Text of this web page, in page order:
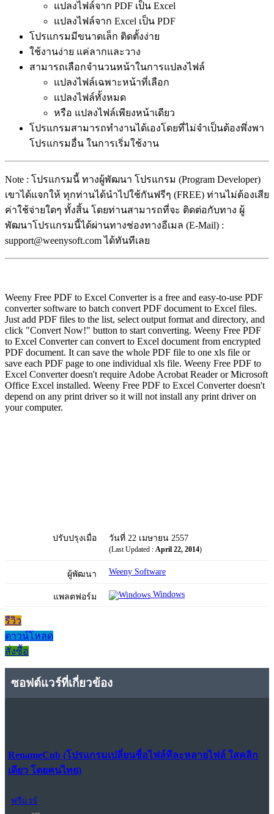
แปลงไฟล์จาก PDF เป็น Excel
แปลงไฟล์จาก Excel เป็น PDF
โปรแกรมมีขนาดเล็ก ติดตั้งง่าย
ใช้งานง่าย แค่ลากและวาง
สามารถเลือกจำนวนหน้าในการแปลงไฟล์
แปลงไฟล์เฉพาะหน้าที่เลือก
แปลงไฟล์ทั้งหมด
หรือ แปลงไฟล์เพียงหน้าเดียว
โปรแกรมสามารถทำงานได้เองโดยที่ไม่จำเป็นต้องพึ่งพา
โปรแกรมอื่น ในการเริ่มใช้งาน
Note : โปรแกรมนี้ ทางผู้พัฒนา โปรแกรม (Program Developer)
เขาได้แจกให้ ทุกท่านได้นำไปใช้กันฟรีๆ (FREE) ท่านไม่ต้องเสีย
ค่าใช้จ่ายใดๆ ทั้งสิ้น โดยท่านสามารถที่จะ ติดต่อกับทาง ผู้
พัฒนาโปรแกรมนี้ได้ผ่านทางช่องทางอีเมล (E-Mail) :
support@weenysoft.com ได้ทันทีเลย
Weeny Free PDF to Excel Converter is a free and easy-to-use PDF
converter software to batch convert PDF document to Excel files.
Just add PDF files to the list, select output format and directory, and
click "Convert Now!" button to start converting. Weeny Free PDF
to Excel Converter can convert to Excel document from encrypted
PDF document. It can save the whole PDF file to one xls file or
save each PDF page to one individual xls file. Weeny Free PDF to
Excel Converter doesn't require Adobe Acrobat Reader or Microsoft
Office Excel installed. Weeny Free PDF to Excel Converter doesn't
depend on any print driver so it will not install any print driver on
your computer.
ปรับปรุงเมื่อ วันที่ 22 เมษายน 2557
(Last Updated : April 22, 2014)
ผู้พัฒนา Weeny Software
แพลตฟอร์ม Windows
รีวิว
ดาวน์โหลด
สั่งซื้อ
ซอฟต์แวร์ที่เกี่ยวข้อง
RenameCub (โปรแกรมเปลี่ยนชื่อไฟล์ทีละหลายไฟล์ ใสคลิก
เดียว โดยคนไทย)
ฟรีแวร์